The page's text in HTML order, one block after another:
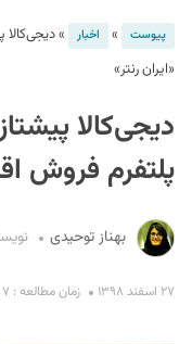
پیوست » اخبار »
«ایران‌ رنتر»
دیجی‌کالا
پلتفرم فروش
بهناز توحیدی
۲۷ اسفند ۱۳۹۸ زمان مطالعه : ۷ دقیقه